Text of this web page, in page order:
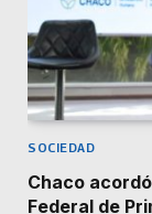
SOCIEDAD
Chaco
Federal de